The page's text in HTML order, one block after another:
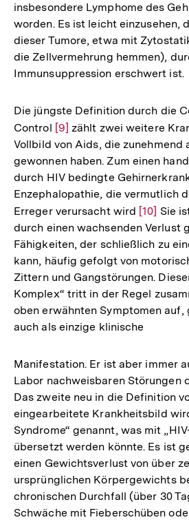
insbesondere Lymphome des
worden. Es ist leicht einzusehen,
dieser Tumore, etwa mit
die Zellvermehrung hemmen),
Immunsuppression erschwert ist.
Die jüngste Definition durch die
Control Zur
Auflösung
der
Fußnote
[9] zählt zwei weitere
Vollbild von Aids, die zunehmend
gewonnen haben. Zum einen
durch HIV bedingte
Enzephalopathie, die vermutlich
Erreger verursacht wird Zur
der
Fußnote
[10] Sie
durch einen wachsenden Verlust
Fähigkeiten, der schließlich zu
kann, häufig gefolgt von
Zittern und Gangstörungen.
Komplex“ tritt in der Regel
oben erwähnten Symptomen
auch als einzige klinische
Manifestation. Er ist aber immer
Labor nachweisbaren Störungen
Das zweite neu in die Definition
eingearbeitete Krankheitsbild
Syndrome“ genannt, was mit
übersetzt werden könnte. Es ist
einen Gewichtsverlust von über
ursprünglichen Körpergewichts
chronischen Durchfall (über 30
Schwäche mit Fieberschüben